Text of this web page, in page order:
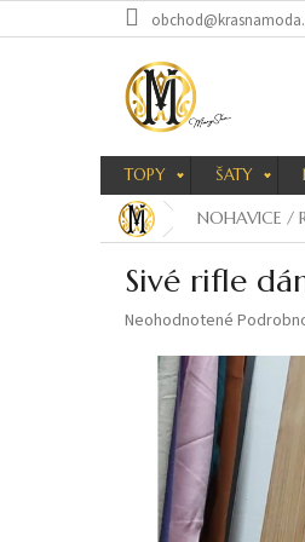
na
TOPY ŠATY
NOHAVICE /
Sivé rifle
Priemerné
produktu
hviezdičiek.
Neohodnotené